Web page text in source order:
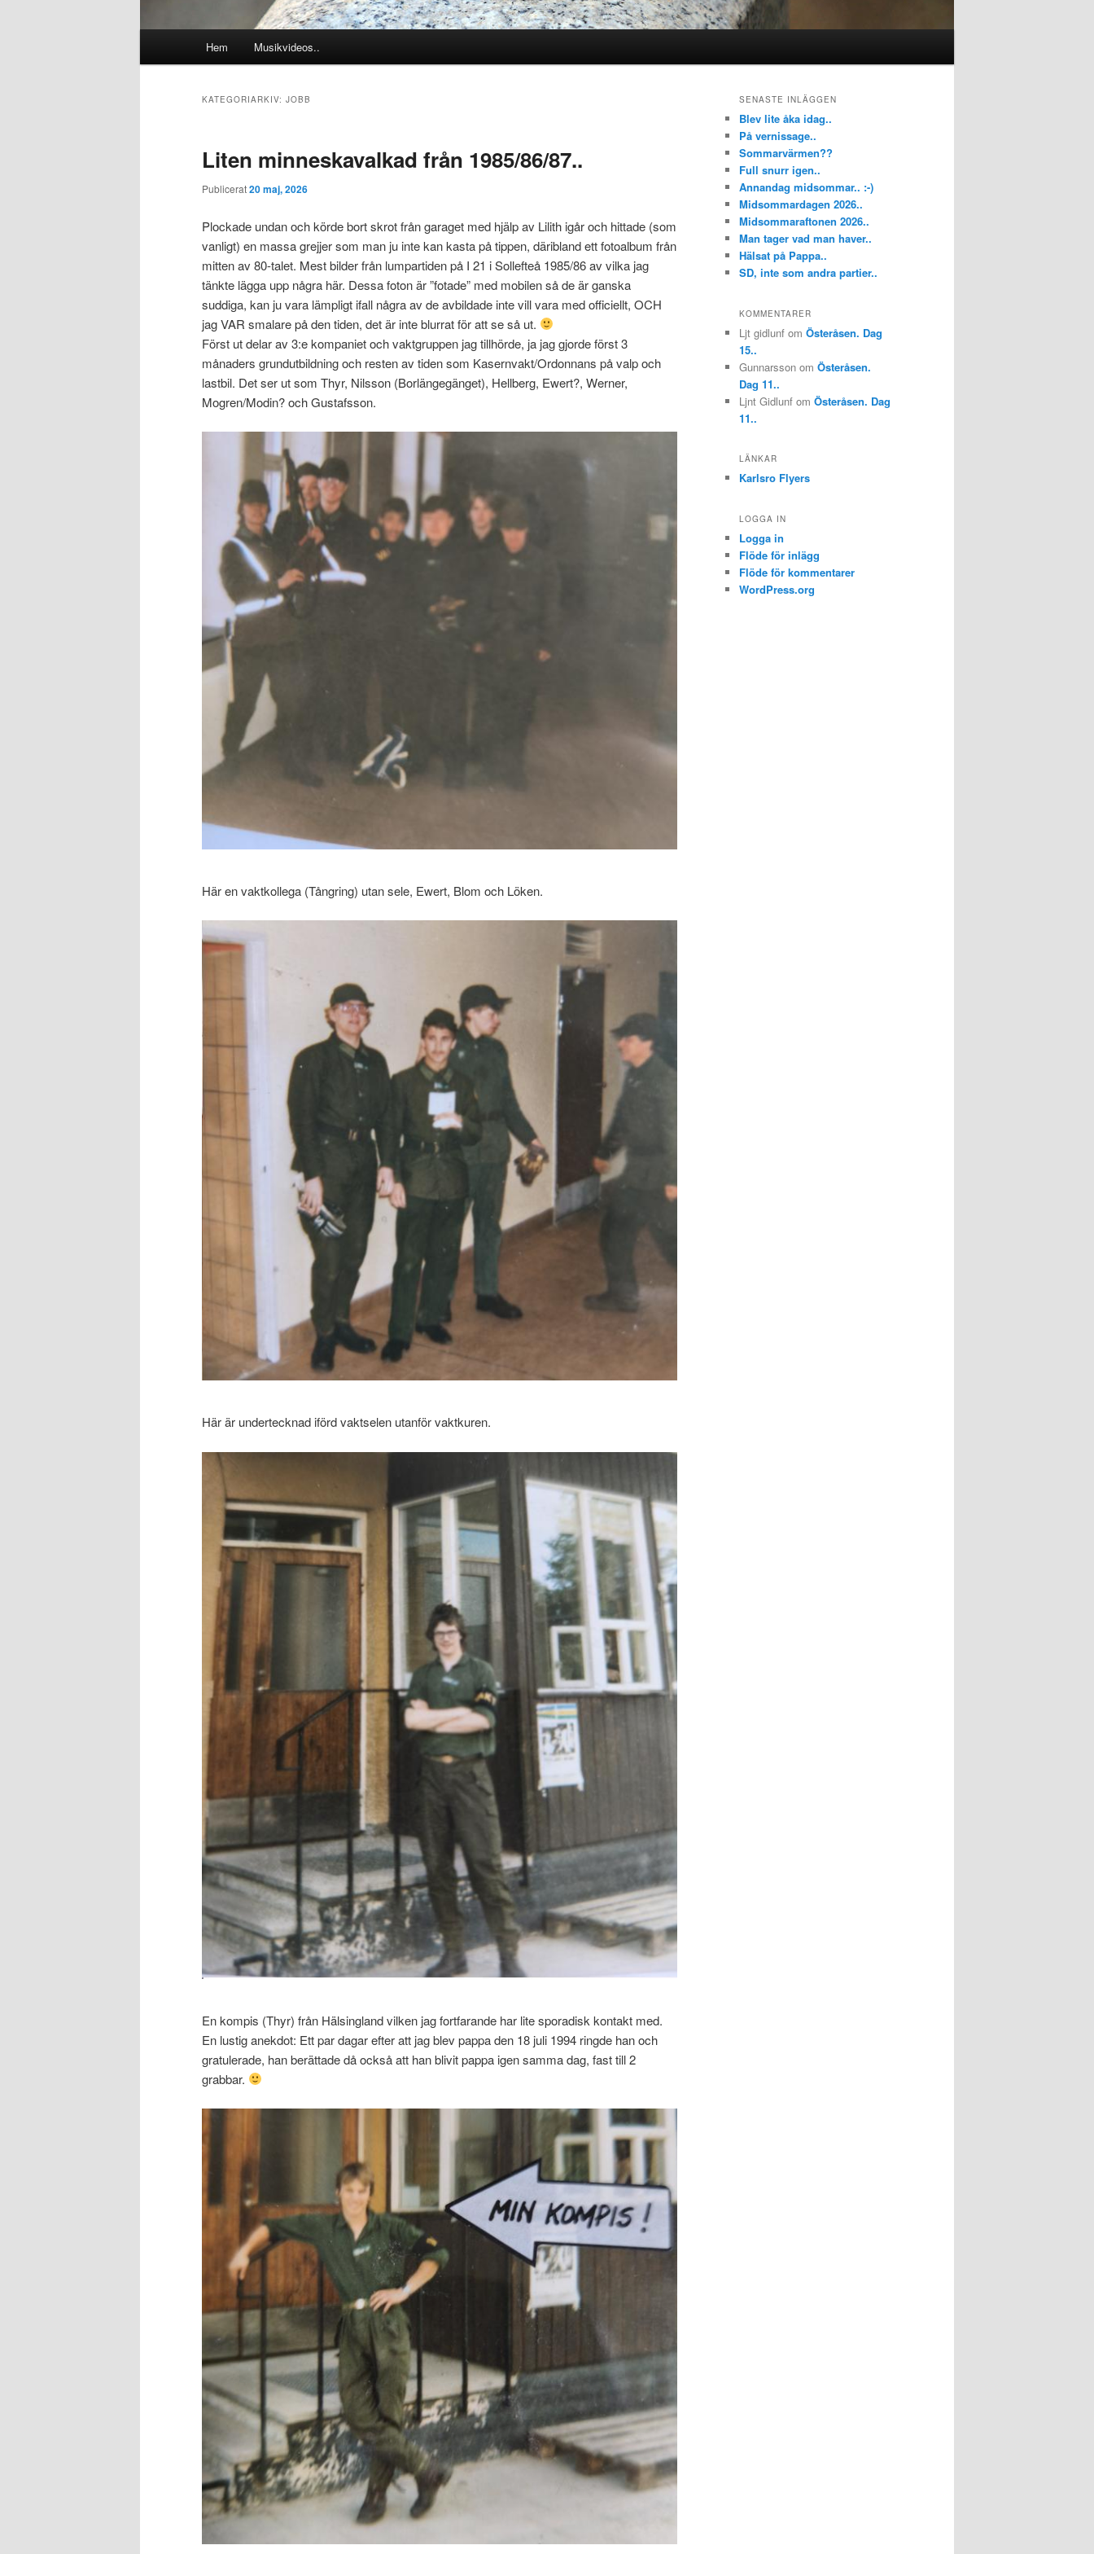
Hem Musikvideos..
KATEGORIARKIV: JOBB
Liten minneskavalkad från 1985/86/87..
Publicerat20 maj, 2026
Plockade undan och körde bort skrot från garaget med hjälp av Lilith igår och hittade (som
vanligt) en massa grejjer som man ju inte kan kasta på tippen, däribland ett fotoalbum från
mitten av 80-talet. Mest bilder från lumpartiden på I 21 i Sollefteå 1985/86 av vilka jag
tänkte lägga upp några här. Dessa foton är ”fotade” med mobilen så de är ganska
suddiga, kan ju vara lämpligt ifall några av de avbildade inte vill vara med officiellt, OCH
jag VAR smalare på den tiden, det är inte blurrat för att se så ut.
Först ut delar av 3:e kompaniet och vaktgruppen jag tillhörde, ja jag gjorde först 3
månaders grundutbildning och resten av tiden som Kasernvakt/Ordonnans på valp och
lastbil. Det ser ut som Thyr, Nilsson (Borlängegänget), Hellberg, Ewert?, Werner,
Mogren/Modin? och Gustafsson.
Här en vaktkollega (Tångring) utan sele, Ewert, Blom och Löken.
Här är undertecknad iförd vaktselen utanför vaktkuren.
En kompis (Thyr) från Hälsingland vilken jag fortfarande har lite sporadisk kontakt med.
En lustig anekdot: Ett par dagar efter att jag blev pappa den 18 juli 1994 ringde han och
gratulerade, han berättade då också att han blivit pappa igen samma dag, fast till 2
grabbar.
SENASTE INLÄGGEN
Blev lite åka idag..
På vernissage..
Sommarvärmen??
Full snurr igen..
Annandag midsommar.. :-)
Midsommardagen 2026..
Midsommaraftonen 2026..
Man tager vad man haver..
Hälsat på Pappa..
SD, inte som andra partier..
KOMMENTARER
Ljt gidlunf om Österåsen. Dag
15..
Gunnarsson om Österåsen.
Dag 11..
Ljnt Gidlunf om Österåsen. Dag
11..
LÄNKAR
Karlsro Flyers
LOGGA IN
Logga in
Flöde för inlägg
Flöde för kommentarer
WordPress.org